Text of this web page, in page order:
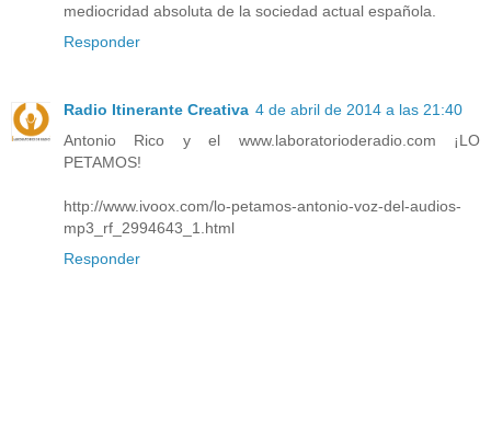
mediocridad absoluta de la sociedad actual española.
Responder
Radio Itinerante Creativa 4 de abril de 2014 a las 21:40
Antonio Rico y el www.laboratorioderadio.com ¡LO
PETAMOS!
http://www.ivoox.com/lo-petamos-antonio-voz-del-audios-
mp3_rf_2994643_1.html
Responder